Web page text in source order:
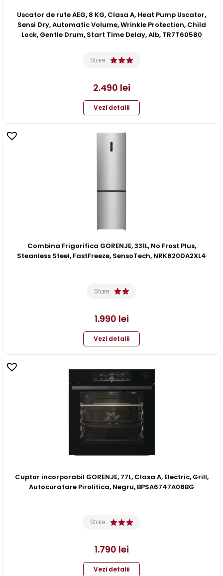
Uscator de rufe AEG, 8 KG, Clasa A, Heat Pump Uscator,
Sensi Dry, Automatic Volume, Wrinkle Protection, Child
Lock, Gentle Drum, Start Time Delay, Alb, TR7T60580
Stare:
2.490 lei
Vezi detalii
Combina Frigorifica GORENJE, 331L, No Frost Plus,
Steanless Steel, FastFreeze, SensoTech, NRK620DA2XL4
Stare:
1.990 lei
Vezi detalii
Cuptor incorporabil GORENJE, 77L, Clasa A, Electric, Grill,
Autocuratare Pirolitica, Negru, BPSA6747A08BG
Stare:
1.790 lei
Vezi detalii